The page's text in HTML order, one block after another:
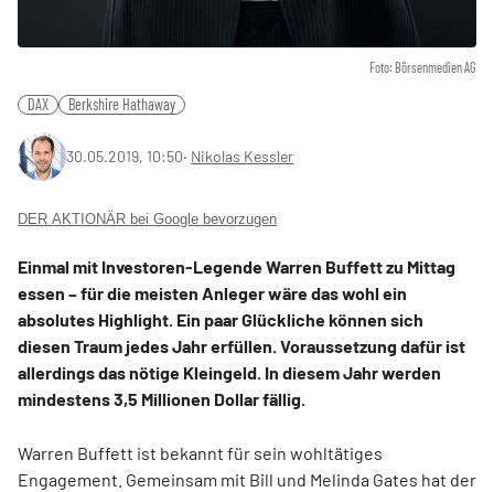
Foto: Börsenmedien AG
DAX Berkshire Hathaway
30.05.2019, 10:50‧ Nikolas Kessler
DER AKTIONÄR bei Google bevorzugen
Einmal mit Investoren-Legende Warren Buffett zu Mittag
essen – für die meisten Anleger wäre das wohl ein
absolutes Highlight. Ein paar Glückliche können sich
diesen Traum jedes Jahr erfüllen. Voraussetzung dafür ist
allerdings das nötige Kleingeld. In diesem Jahr werden
mindestens 3,5 Millionen Dollar fällig.
Warren Buffett ist bekannt für sein wohltätiges
Engagement. Gemeinsam mit Bill und Melinda Gates hat der